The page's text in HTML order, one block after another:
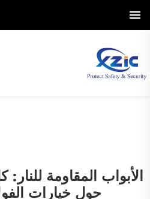
الأبواب المقاومة
حول خيارات